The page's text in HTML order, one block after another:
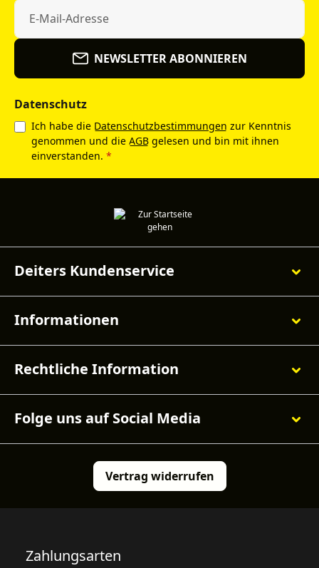
NEWSLETTER ABONNIEREN
Datenschutz
Ich habe die Datenschutzbestimmungen zur Kenntnis
genommen und die AGB gelesen und bin mit ihnen
einverstanden. *
Deiters Kundenservice
Informationen
Rechtliche Information
Folge uns auf Social Media
Vertrag widerrufen
Zahlungsarten